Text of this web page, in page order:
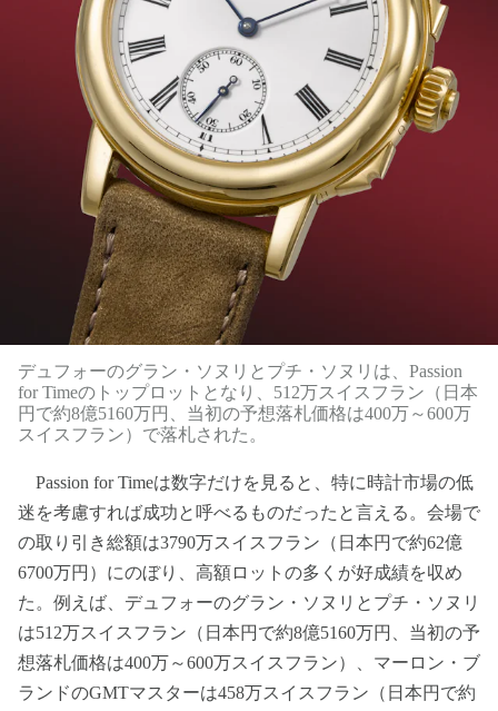
デュフォーのグラン・ソヌリとプチ・ソヌリは、Passion
for Timeのトップロットとなり、512万スイスフラン（日本
円で約8億5160万円、当初の予想落札価格は400万～600万
スイスフラン）で落札された。
Passion for Timeは数字だけを見ると、特に時計市場の低
迷を考慮すれば成功と呼べるものだったと言える。会場で
の取り引き総額は3790万スイスフラン（日本円で約62億
6700万円）にのぼり、高額ロットの多くが好成績を収め
た。例えば、デュフォーのグラン・ソヌリとプチ・ソヌリ
は512万スイスフラン（日本円で約8億5160万円、当初の予
想落札価格は400万～600万スイスフラン）、マーロン・ブ
ランドのGMTマスターは458万スイスフラン（日本円で約